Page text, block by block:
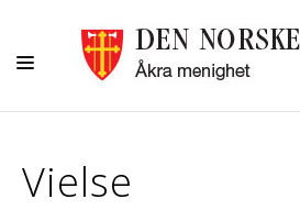
BARN
Vielse